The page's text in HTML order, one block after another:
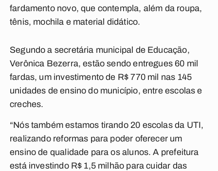
fardamento novo, que contempla, além da roupa,
tênis, mochila e material didático.
Segundo a secretária municipal de Educação,
Verônica Bezerra, estão sendo entregues 60 mil
fardas, um investimento de R$ 770 mil nas 145
unidades de ensino do município, entre escolas e
creches.
“Nós também estamos tirando 20 escolas da UTI,
realizando reformas para poder oferecer um
ensino de qualidade para os alunos. A prefeitura
está investindo R$ 1,5 milhão para cuidar das